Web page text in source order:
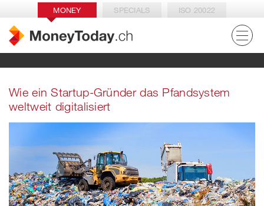
MONEY SPECIALS ISO 20022
Wie ein Startup-Gründer das Pfandsystem
weltweit digitalisiert